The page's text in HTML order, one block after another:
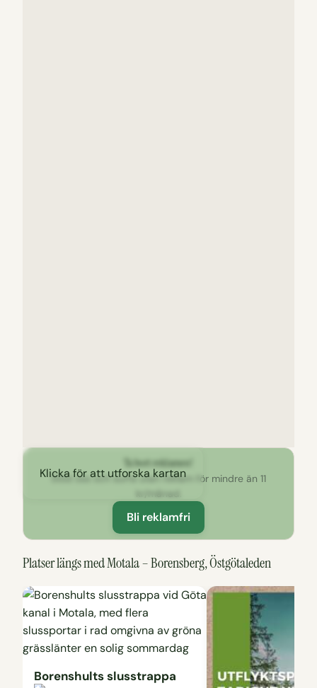
Klicka för att utforska kartan
Ta bort reklamen!
Stöd oss och surfa utan reklam för mindre än 11
kr/månad.
Bli reklamfri
Platser längs med Motala – Borensberg, Östgötaleden
Borenshults slusstrappa